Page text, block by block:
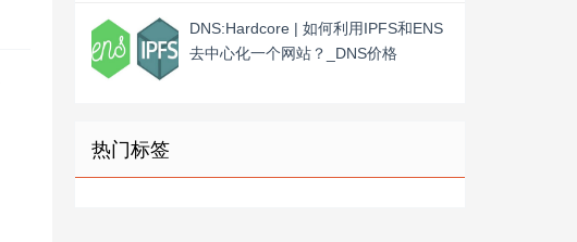
DNS:Hardcore | 如何利用IPFS和ENS
去中心化一个网站？_DNS价格
热门标签